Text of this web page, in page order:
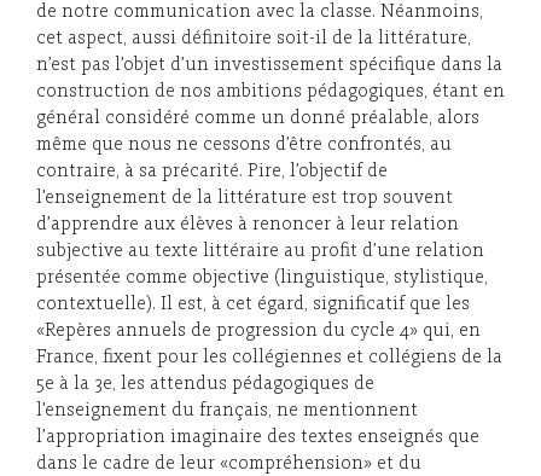
de notre communication avec la classe. Néanmoins,
cet aspect, aussi définitoire soit-il de la littérature,
n’est pas l’objet d’un investissement spécifique dans la
construction de nos ambitions pédagogiques, étant en
général considéré comme un donné préalable, alors
même que nous ne cessons d’être confrontés, au
contraire, à sa précarité. Pire, l’objectif de
l’enseignement de la littérature est trop souvent
d’apprendre aux élèves à renoncer à leur relation
subjective au texte littéraire au profit d’une relation
présentée comme objective (linguistique, stylistique,
contextuelle). Il est, à cet égard, significatif que les
«Repères annuels de progression du cycle 4» qui, en
France, fixent pour les collégiennes et collégiens de la
5e à la 3e, les attendus pédagogiques de
l’enseignement du français, ne mentionnent
l’appropriation imaginaire des textes enseignés que
dans le cadre de leur «compréhension» et du